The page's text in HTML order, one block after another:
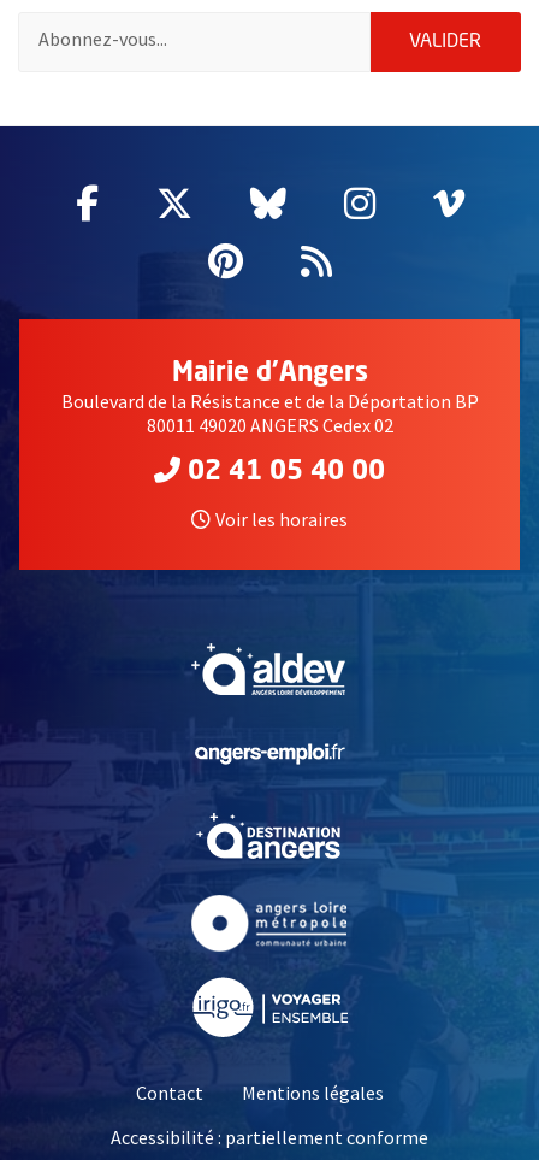
VALIDER
Facebook
, Ouvre une nouvelle fenêtre
Twitter
, Ouvre une nouvelle
Bluesky
, Ouvre une
Instagram
, Ouvre
,
Pinterest
, Ouvre une
Flux RSS
Mairie d'Angers
Boulevard de la Résistance et de la Déportation BP
80011 49020 ANGERS Cedex 02
02 41 05 40 00
Voir les horaires
, Ouvre une nouvelle
, Ouvre une nouvelle
Contact
Mentions légales
Accessibilité : partiellement conforme